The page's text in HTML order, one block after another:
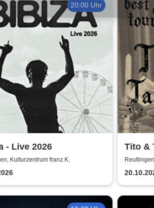
20:00 Uhr
- Live 2026
Kulturzentrum franz.K.
Tito &
Tour